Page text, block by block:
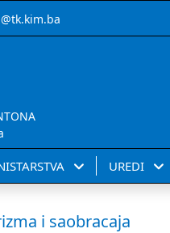
UREDI
i saobracaja